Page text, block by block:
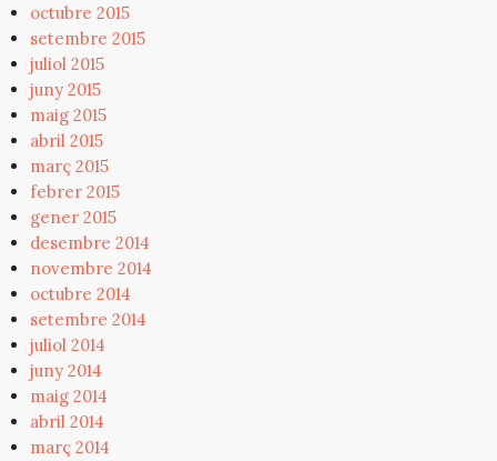
octubre 2015
setembre 2015
juliol 2015
juny 2015
maig 2015
abril 2015
març 2015
febrer 2015
gener 2015
desembre 2014
novembre 2014
octubre 2014
setembre 2014
juliol 2014
juny 2014
maig 2014
abril 2014
març 2014